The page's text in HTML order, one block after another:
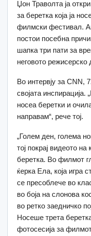
Џон Траволта ја
за беретка која ја
филмски фестивал.
постои посебна
шапка три пати за
неговото режисерско
Во интервју за CNN,
својата
носеа беретки и
направам“, рече тој.
„Голем ден, голема
тој покрај видеото
беретка. Во филмот
ќерка Ела, која игра
се пресоблече во
во боја на слонова
во ретко заедничко
Носеше трета
фотосесија за